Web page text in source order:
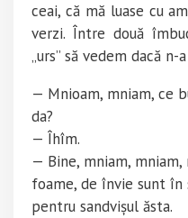
ceai, că mă luase cu
verzi. Între două
„urs” să vedem dacă n-
— Mnioam, mniam, ce
da?
— Îhîm.
— Bine, mniam, mniam,
foame, de învie sunt
pentru sandvișul ăsta.